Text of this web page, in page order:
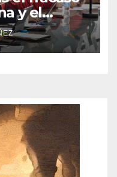
y el